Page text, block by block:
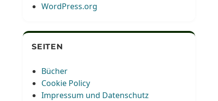
WordPress.org
SEITEN
Bücher
Cookie Policy
Impressum und Datenschutz